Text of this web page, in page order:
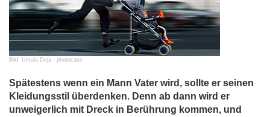
Bild: Ursula Deja - photocase
Spätestens wenn ein Mann Vater wird, sollte er seinen
Kleidungsstil überdenken. Denn ab dann wird er
unweigerlich mit Dreck in Berührung kommen, und